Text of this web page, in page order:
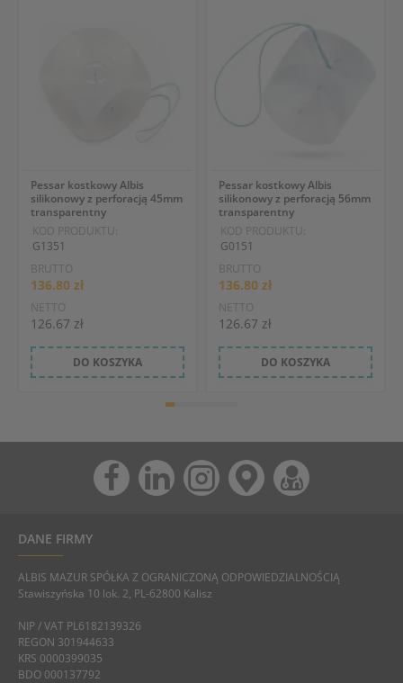
Pessar kostkowy Albis
silikonowy z perforacją 45mm
transparentny
KOD PRODUKTU:
G1351
BRUTTO
136.80 zł
NETTO
126.67 zł
DO KOSZYKA
Pessar kostkowy Albis
silikonowy z perforacją 56mm
transparentny
KOD PRODUKTU:
G0151
BRUTTO
136.80 zł
NETTO
126.67 zł
DO KOSZYKA
DANE FIRMY
ALBIS MAZUR SPÓŁKA Z OGRANICZONĄ ODPOWIEDZIALNOŚCIĄ
Stawiszyńska 10 lok. 2, PL-62800 Kalisz
NIP / VAT PL6182139326
REGON 301944633
KRS 0000399035
BDO 000137792